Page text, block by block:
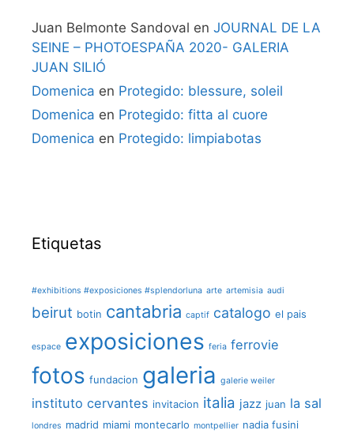
Juan Belmonte Sandoval en JOURNAL DE LA
SEINE – PHOTOESPAÑA 2020- GALERIA
JUAN SILIÓ
Domenica en Protegido: blessure, soleil
Domenica en Protegido: fitta al cuore
Domenica en Protegido: limpiabotas
Etiquetas
#exhibitions #exposiciones #splendorluna arte artemisia audi
beirut botin cantabria captif catalogo el pais
espace exposiciones feria ferrovie
fotos fundacion galeria galerie weiler
instituto cervantes invitacion italia jazz juan la sal
londres madrid miami montecarlo montpellier nadia fusini